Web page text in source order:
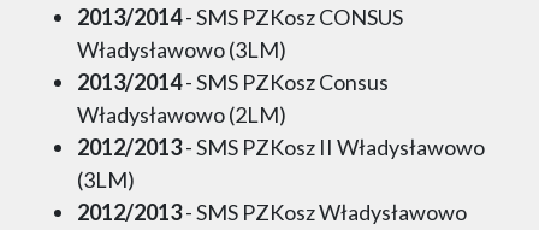
2013/2014- SMS PZKosz CONSUS
Władysławowo (3LM)
2013/2014- SMS PZKosz Consus
Władysławowo (2LM)
2012/2013- SMS PZKosz II Władysławowo
(3LM)
2012/2013- SMS PZKosz Władysławowo